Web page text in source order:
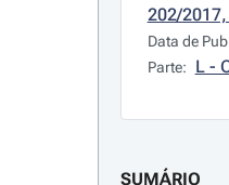
202/
Data de
Parte: L -
SUMÁRIO